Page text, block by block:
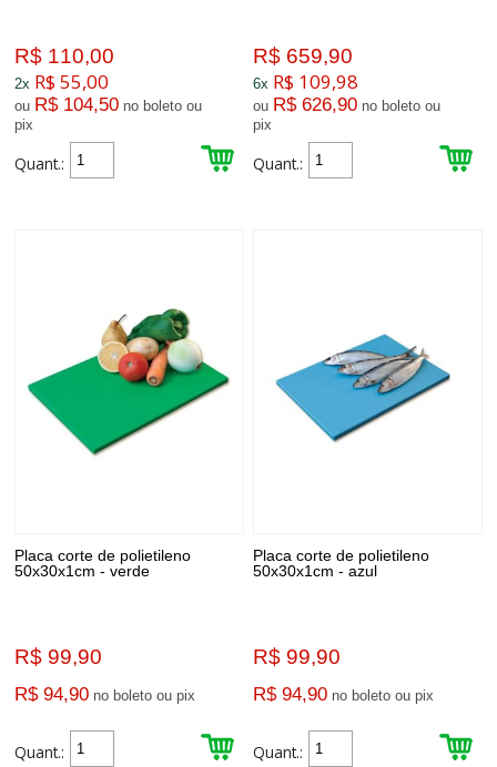
R$ 110,00
2x R$ 55,00
ou R$ 104,50 no boleto ou
pix
Quant.:
R$ 659,90
6x R$ 109,98
ou R$ 626,90 no boleto ou
pix
Quant.:
Placa corte de polietileno
50x30x1cm - verde
R$ 99,90
R$ 94,90 no boleto ou pix
Quant.:
Placa corte de polietileno
50x30x1cm - azul
R$ 99,90
R$ 94,90 no boleto ou pix
Quant.: